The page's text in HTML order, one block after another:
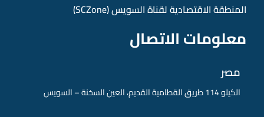
المنطقة الاقتصادية لقناة السويس (SCZone)
معلومات الاتصال
مصر
الكيلو 114 طريق القطامية القديم، العين السخنة – السويس